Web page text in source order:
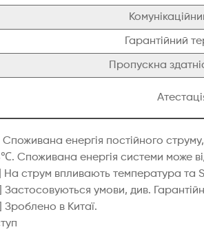
Гарантійний
Пропускна
Споживана енергія постійного
Споживана енергія системи може
На струм впливають температура та
Застосовуються умови, див.
Зроблено в Китаї.